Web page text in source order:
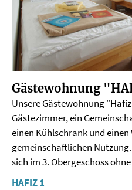
Gästewohnung
Unsere Gästewohnung
Gästezimmer, ein
einen Kühlschrank und einen
gemeinschaftlichen
sich im 3. Obergeschoss
HAFIZ 1